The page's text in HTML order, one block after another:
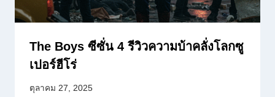
The Boys ซีซั่น 4 รีวิวความบ้าคลั่งโลกซู
เปอร์ฮีโร่
ตุลาคม 27, 2025